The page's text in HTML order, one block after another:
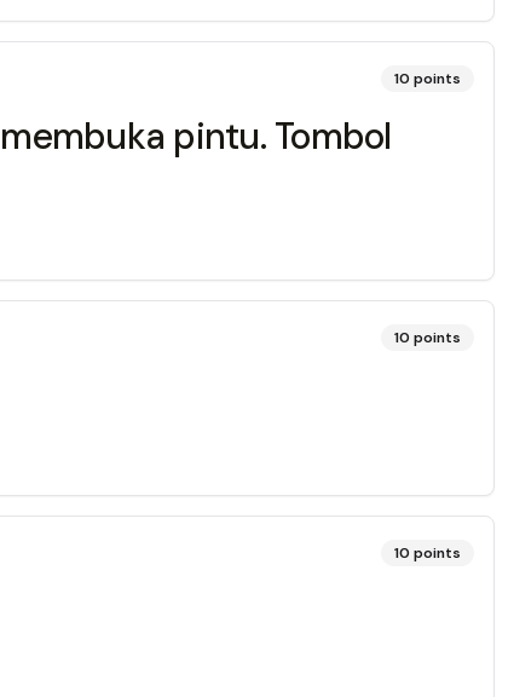
10 points
pintu. Tombol
10 points
10 points